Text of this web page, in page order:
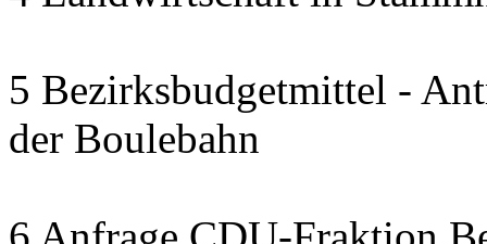
5 Bezirksbudgetmittel -
der Boulebahn